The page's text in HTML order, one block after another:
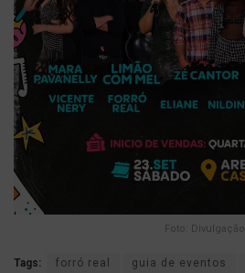
Foto: Divulgação
Tags: forró real guia de eventos